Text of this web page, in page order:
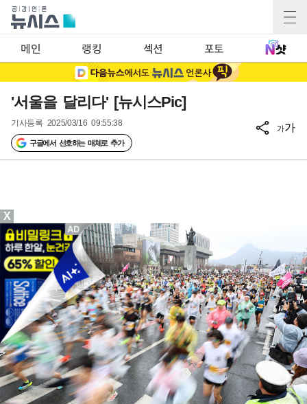
메인 랭킹 섹션 포토
'서울을 달리다' [뉴시스Pic]
기사등록 2025/03/16 09:55:38
구글에서 선호하는 매체로 추가
가가
X